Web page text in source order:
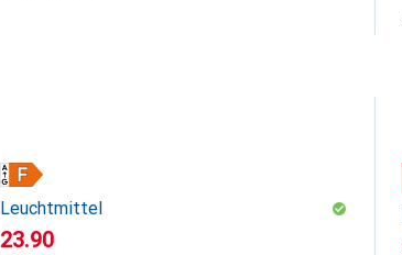
Leuchtmittel
CHF
23.90